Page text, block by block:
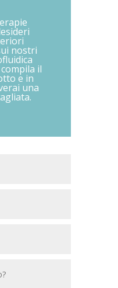
nostri
il
e in
una